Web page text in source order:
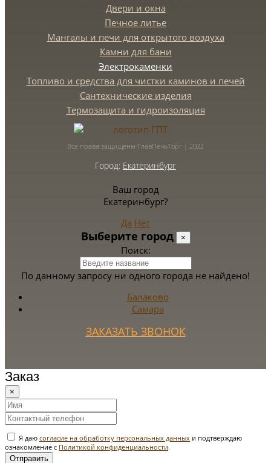
Двери и окна
Печное литье
Мангалы и печи для открытого воздуха
Камни для бани
Электрокаменки
Топливо и средства для чистки каминов и печей
Сантехнические изделия
Термозащита и гидроизоляция
Все права защищены ГлавПечьТорг | 2022
Город: Екатеринбург
Ваш город
Екатеринбург?
Да Нет
Выберите город ×
Поиск:
По данному запросу ни одного города не найдено!
Балаково
Самара
ЗАКАЗАТЬ ЗВОНОК
Заказ
×
Я даю согласие на обработку персональных данных и подтверждаю
ознакомление с Политикой конфиденциальности.
Отправить